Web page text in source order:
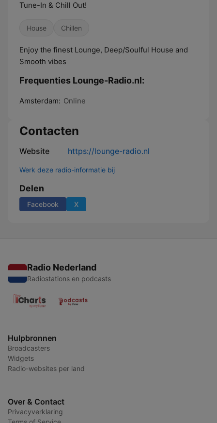
Tune-In & Chill Out!
House Chillen
Enjoy the finest Lounge, Deep/Soulful House and
Smooth vibes
Frequenties Lounge-Radio.nl:
Amsterdam: Online
Contacten
Website https://lounge-radio.nl
Werk deze radio-informatie bij
Delen
Facebook X
Radio Nederland
Radiostations en podcasts
Hulpbronnen
Broadcasters
Widgets
Radio-websites per land
Over & Contact
Privacyverklaring